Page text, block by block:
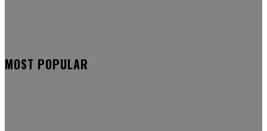
MOST POPULAR